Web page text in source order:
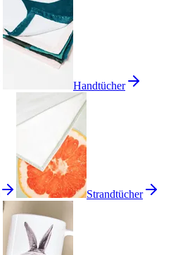
Handtücher
Strandtücher